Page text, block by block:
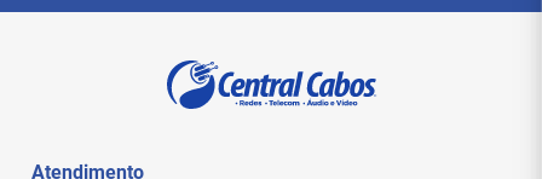
Atendimento